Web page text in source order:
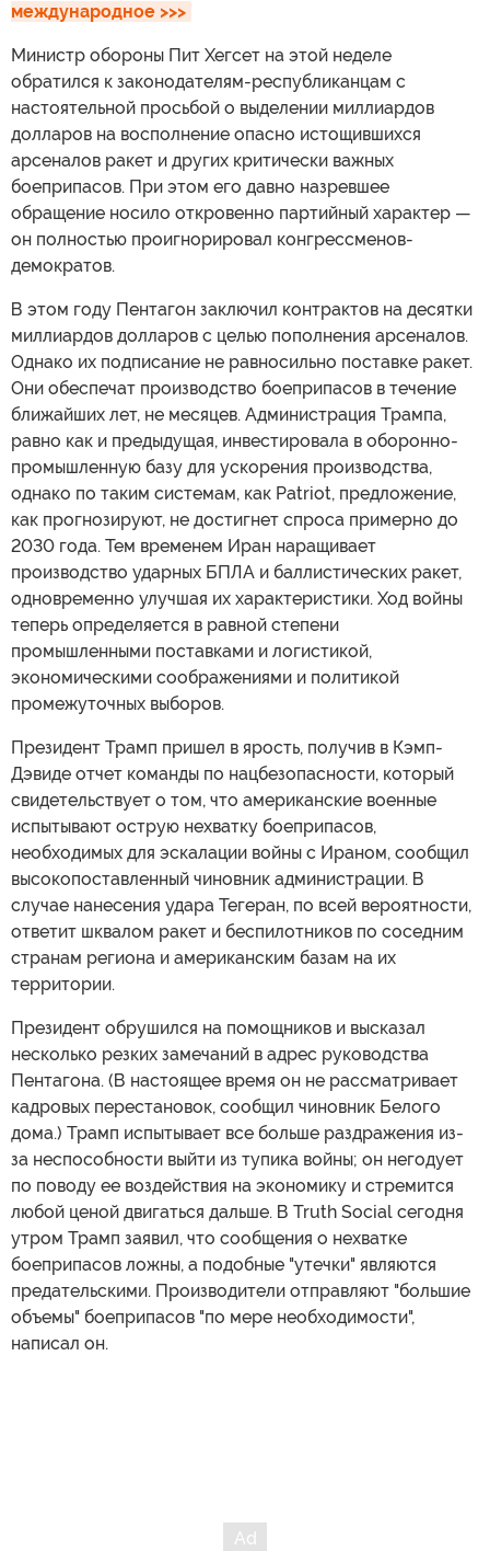
международное >>>
Министр обороны Пит Хегсет на этой неделе
обратился к законодателям-республиканцам с
настоятельной просьбой о выделении миллиардов
долларов на восполнение опасно истощившихся
арсеналов ракет и других критически важных
боеприпасов. При этом его давно назревшее
обращение носило откровенно партийный характер —
он полностью проигнорировал конгрессменов-
демократов.
В этом году Пентагон заключил контрактов на десятки
миллиардов долларов с целью пополнения арсеналов.
Однако их подписание не равносильно поставке ракет.
Они обеспечат производство боеприпасов в течение
ближайших лет, не месяцев. Администрация Трампа,
равно как и предыдущая, инвестировала в оборонно-
промышленную базу для ускорения производства,
однако по таким системам, как Patriot, предложение,
как прогнозируют, не достигнет спроса примерно до
2030 года. Тем временем Иран наращивает
производство ударных БПЛА и баллистических ракет,
одновременно улучшая их характеристики. Ход войны
теперь определяется в равной степени
промышленными поставками и логистикой,
экономическими соображениями и политикой
промежуточных выборов.
Президент Трамп пришел в ярость, получив в Кэмп-
Дэвиде отчет команды по нацбезопасности, который
свидетельствует о том, что американские военные
испытывают острую нехватку боеприпасов,
необходимых для эскалации войны с Ираном, сообщил
высокопоставленный чиновник администрации. В
случае нанесения удара Тегеран, по всей вероятности,
ответит шквалом ракет и беспилотников по соседним
странам региона и американским базам на их
территории.
Президент обрушился на помощников и высказал
несколько резких замечаний в адрес руководства
Пентагона. (В настоящее время он не рассматривает
кадровых перестановок, сообщил чиновник Белого
дома.) Трамп испытывает все больше раздражения из-
за неспособности выйти из тупика войны; он негодует
по поводу ее воздействия на экономику и стремится
любой ценой двигаться дальше. В Truth Social сегодня
утром Трамп заявил, что сообщения о нехватке
боеприпасов ложны, а подобные "утечки" являются
предательскими. Производители отправляют "большие
объемы" боеприпасов "по мере необходимости",
написал он.